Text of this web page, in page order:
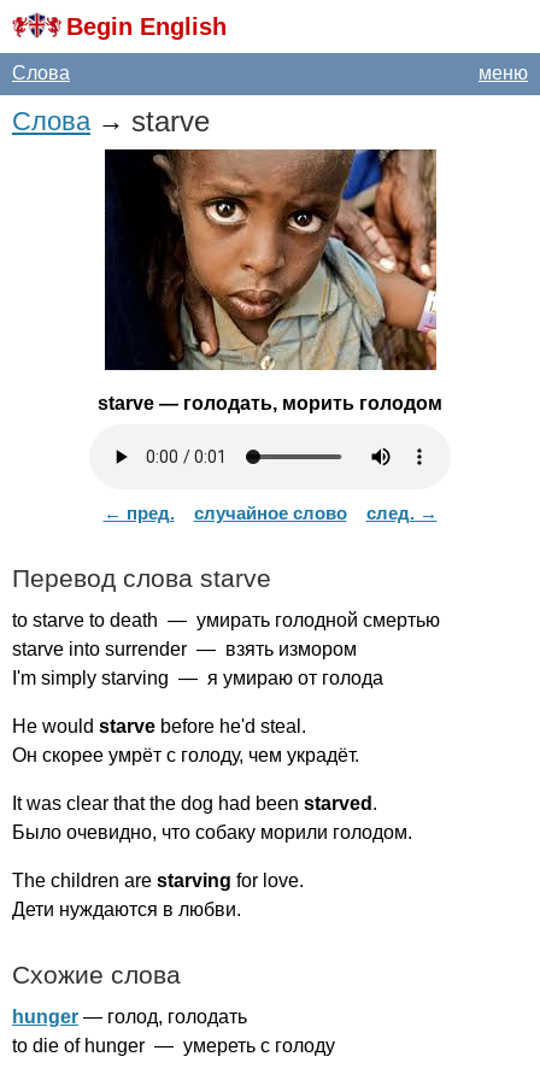
Begin English
меню
Слова
Слова→ starve
starve — голодать, морить голодом
← пред. случайное слово след. →
Перевод слова starve
to starve to death — умирать голодной смертью
starve into surrender — взять измором
I'm simply starving — я умираю от голода
He would starve before he'd steal .
Он скорее умрёт с голоду, чем украдёт.
It was clear that the dog had been starved .
Было очевидно, что собаку морили голодом.
The children are starving for love.
Дети нуждаются в любви.
Схожие слова
hunger — голод, голодать
to die of hunger — умереть с голоду